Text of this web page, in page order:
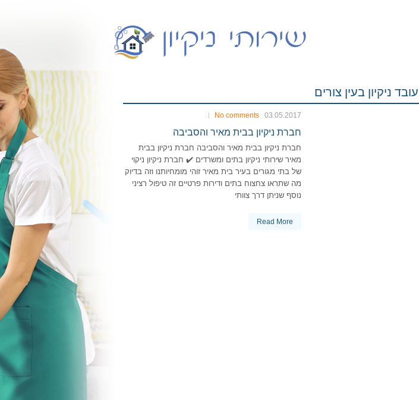
עובד ניקיון בעין צורים
03.05.2017
No comments
חברת ניקיון בבית מאיר והסביבה
חברת ניקיון בבית מאיר והסביבה חברת ניקיון בבית
מאיר שירותי ניקיון בתים ומשרדים ✔️ חברת ניקיון ניקוי
של בתי מגורים בעיר בית מאיר זוהי מומחיותנו וזה בדיוק
מה שתראו צחצוח בתים ודירות פרטיים זה טיפול רציני
נוסף שניתן דרך צוותי
Read More